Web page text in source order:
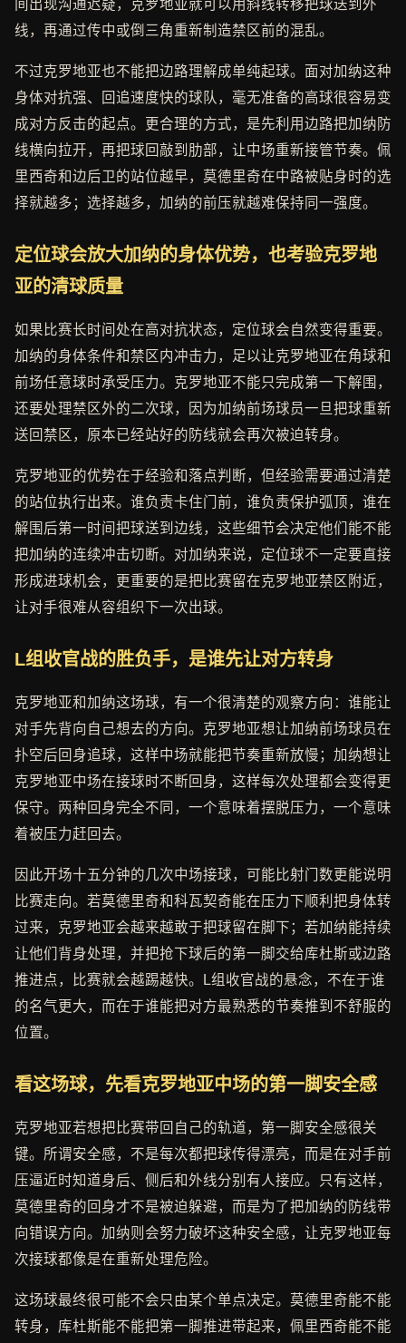
间出现沟通迟疑，克罗地亚就可以用斜线转移把球送到外
线，再通过传中或倒三角重新制造禁区前的混乱。
不过克罗地亚也不能把边路理解成单纯起球。面对加纳这种
身体对抗强、回追速度快的球队，毫无准备的高球很容易变
成对方反击的起点。更合理的方式，是先利用边路把加纳防
线横向拉开，再把球回敲到肋部，让中场重新接管节奏。佩
里西奇和边后卫的站位越早，莫德里奇在中路被贴身时的选
择就越多；选择越多，加纳的前压就越难保持同一强度。
定位球会放大加纳的身体优势，也考验克罗地
亚的清球质量
如果比赛长时间处在高对抗状态，定位球会自然变得重要。
加纳的身体条件和禁区内冲击力，足以让克罗地亚在角球和
前场任意球时承受压力。克罗地亚不能只完成第一下解围，
还要处理禁区外的二次球，因为加纳前场球员一旦把球重新
送回禁区，原本已经站好的防线就会再次被迫转身。
克罗地亚的优势在于经验和落点判断，但经验需要通过清楚
的站位执行出来。谁负责卡住门前，谁负责保护弧顶，谁在
解围后第一时间把球送到边线，这些细节会决定他们能不能
把加纳的连续冲击切断。对加纳来说，定位球不一定要直接
形成进球机会，更重要的是把比赛留在克罗地亚禁区附近，
让对手很难从容组织下一次出球。
L组收官战的胜负手，是谁先让对方转身
克罗地亚和加纳这场球，有一个很清楚的观察方向：谁能让
对手先背向自己想去的方向。克罗地亚想让加纳前场球员在
扑空后回身追球，这样中场就能把节奏重新放慢；加纳想让
克罗地亚中场在接球时不断回身，这样每次处理都会变得更
保守。两种回身完全不同，一个意味着摆脱压力，一个意味
着被压力赶回去。
因此开场十五分钟的几次中场接球，可能比射门数更能说明
比赛走向。若莫德里奇和科瓦契奇能在压力下顺利把身体转
过来，克罗地亚会越来越敢于把球留在脚下；若加纳能持续
让他们背身处理，并把抢下球后的第一脚交给库杜斯或边路
推进点，比赛就会越踢越快。L组收官战的悬念，不在于谁
的名气更大，而在于谁能把对方最熟悉的节奏推到不舒服的
位置。
看这场球，先看克罗地亚中场的第一脚安全感
克罗地亚若想把比赛带回自己的轨道，第一脚安全感很关
键。所谓安全感，不是每次都把球传得漂亮，而是在对手前
压逼近时知道身后、侧后和外线分别有人接应。只有这样，
莫德里奇的回身才不是被迫躲避，而是为了把加纳的防线带
向错误方向。加纳则会努力破坏这种安全感，让克罗地亚每
次接球都像是在重新处理危险。
这场球最终很可能不会只由某个单点决定。莫德里奇能不能
转身，库杜斯能不能把第一脚推进带起来，佩里西奇能不能